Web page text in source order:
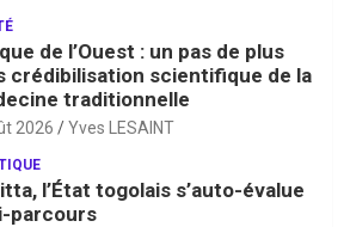
de l’Ouest : un pas de plus
crédibilisation scientifique de la
traditionnelle
2026 Yves LESAINT
l’État togolais s’auto-évalue
parcours